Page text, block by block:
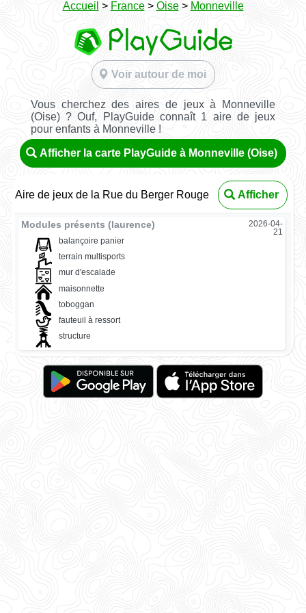
Accueil > France> Oise> Monneville
Voir autour de moi
Vous cherchez des aires de jeux à Monneville
(Oise) ? Ouf, PlayGuide connaît 1 aire de jeux
pour enfants à Monneville !
Afficher la carte PlayGuide à Monneville (Oise)
Aire de jeux de la Rue du Berger Rouge Afficher
Modules présents (laurence)
2026-04-
21
balançoire panier
terrain multisports
mur d'escalade
maisonnette
toboggan
fauteuil à ressort
structure